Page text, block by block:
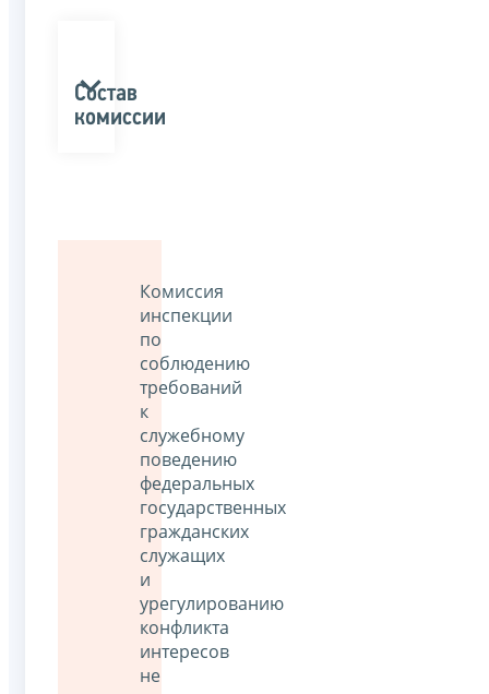
Состав
комиссии
Комиссия
инспекции
по
соблюдению
требований
к
служебному
поведению
федеральных
государственных
гражданских
служащих
и
урегулированию
конфликта
интересов
не